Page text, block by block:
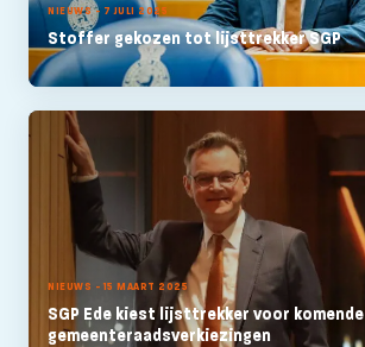
NIEUWS - 7 JULI 2025
Stoffer gekozen tot lijsttrekker SGP
NIEUWS - 15 MAART 2025
SGP Ede kiest lijsttrekker voor komende
gemeenteraadsverkiezingen